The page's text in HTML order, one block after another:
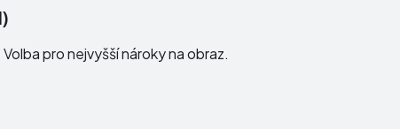
pro nejvyšší nároky na obraz.